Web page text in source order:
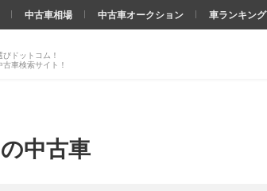
中古車
ドットコム！
車検索サイト！
中古車相場 中古車オークション 車ランキング